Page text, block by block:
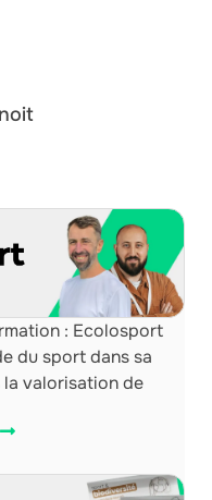
: Ecolosport
du sport dans sa
valorisation de